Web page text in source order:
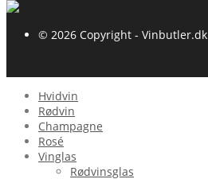
© 2026 Copyright - Vinbutler.dk
Hvidvin
Rødvin
Champagne
Rosé
Vinglas
Rødvinsglas